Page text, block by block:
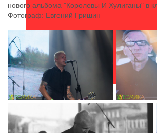
нового альбома "Королевы И Хулиганы" в
Фотограф: Евгений Гришин